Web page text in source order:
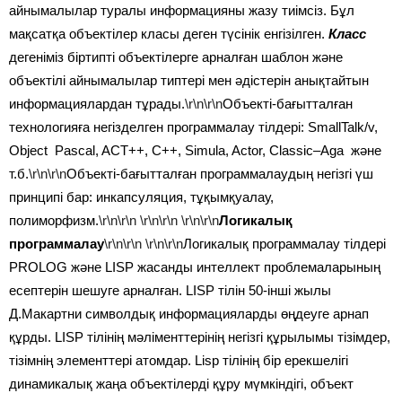
айнымалылар туралы информацияны жазу тиімсіз. Бұл
мақсатқа объектілер класы деген түсінік енгізілген. Класс
дегеніміз біртипті объектілерге арналған шаблон және
объектілі айнымалылар типтері мен әдістерін анықтайтын
информациялардан тұрады.\r\n\r\nОбъекті-бағытталған
технологияға негізделген программалау тілдері: SmallTalk/v,
Object Pascal, ACT++, C++, Simula, Actor, Classic–Aga және
т.б.\r\n\r\nОбъекті-бағытталған программалаудың негізгі үш
принципі бар: инкапсуляция, тұқымқуалау,
полиморфизм.\r\n\r\n \r\n\r\n \r\n\r\nЛогикалық
программалау\r\n\r\n \r\n\r\nЛогикалық программалау тілдері
PROLOG және LISP жасанды интеллект проблемаларының
есептерін шешуге арналған. LISP тілін 50-інші жылы
Д.Макартни символдық информацияларды өңдеуге арнап
құрды. LISP тілінің мәліменттерінің негізгі құрылымы тізімдер,
тізімнің элементтері атомдар. Lisp тілінің бір ерекшелігі
динамикалық жаңа объектілерді құру мүмкіндігі, объект